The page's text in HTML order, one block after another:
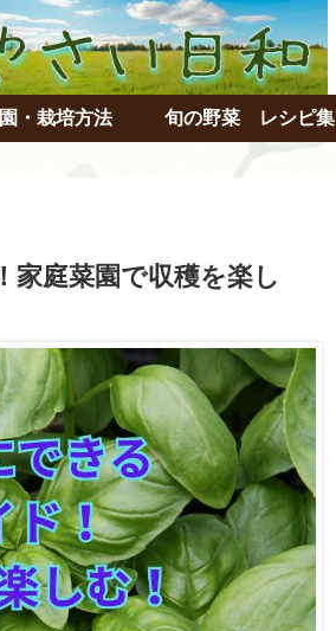
・栽培方法 旬の野菜 レシピ集
家庭菜園で収穫を楽し